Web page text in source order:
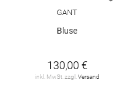
GANT
Bluse
130,00 €
inkl. MwSt. zzgl.Versand